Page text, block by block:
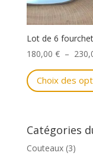
Lot de 6
180,00 € –
Choix des
Catégories
Couteaux(3)